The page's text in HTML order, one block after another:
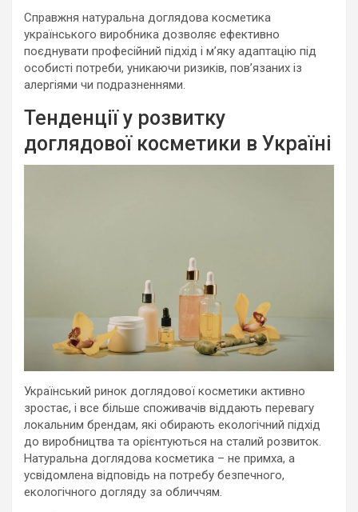
Справжня натуральна доглядова косметика
українського виробника дозволяє ефективно
поєднувати професійний підхід і м’яку адаптацію під
особисті потреби, уникаючи ризиків, пов’язаних із
алергіями чи подразненнями.
Тенденції у розвитку
доглядової косметики в Україні
Український ринок доглядової косметики активно
зростає, і все більше споживачів віддають перевагу
локальним брендам, які обирають екологічний підхід
до виробництва та орієнтуються на сталий розвиток.
Натуральна доглядова косметика – не примха, а
усвідомлена відповідь на потребу безпечного,
екологічного догляду за обличчям.